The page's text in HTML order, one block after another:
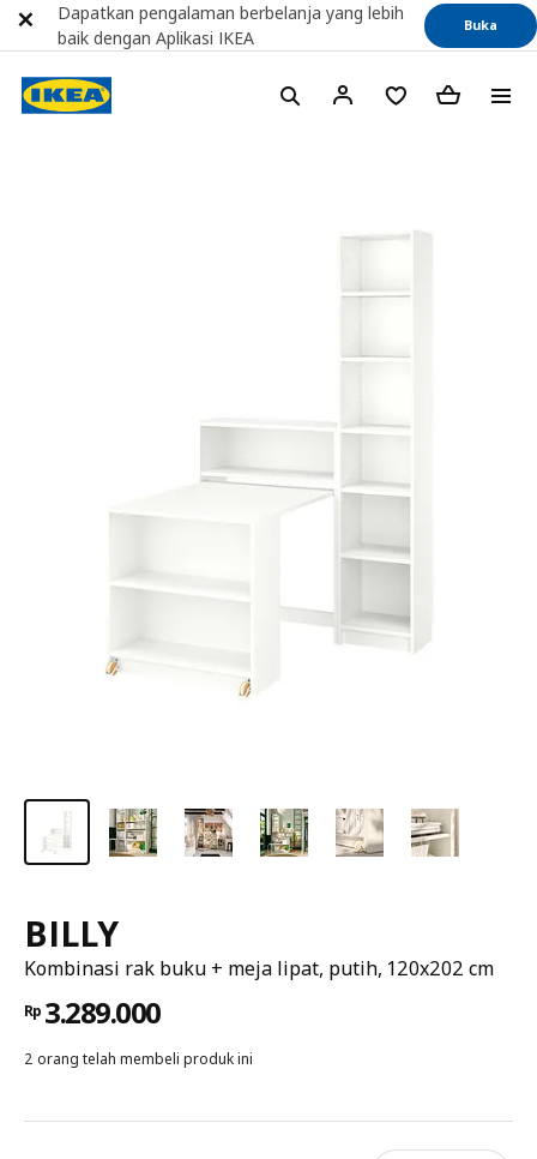
BILLY
Kombinasi rak buku + meja lipat, putih, 120x202 cm
Rp 3.289.000
2 orang telah membeli produk ini
Dapatkan pengalaman berbelanja yang lebih
baik dengan Aplikasi IKEA
Buka